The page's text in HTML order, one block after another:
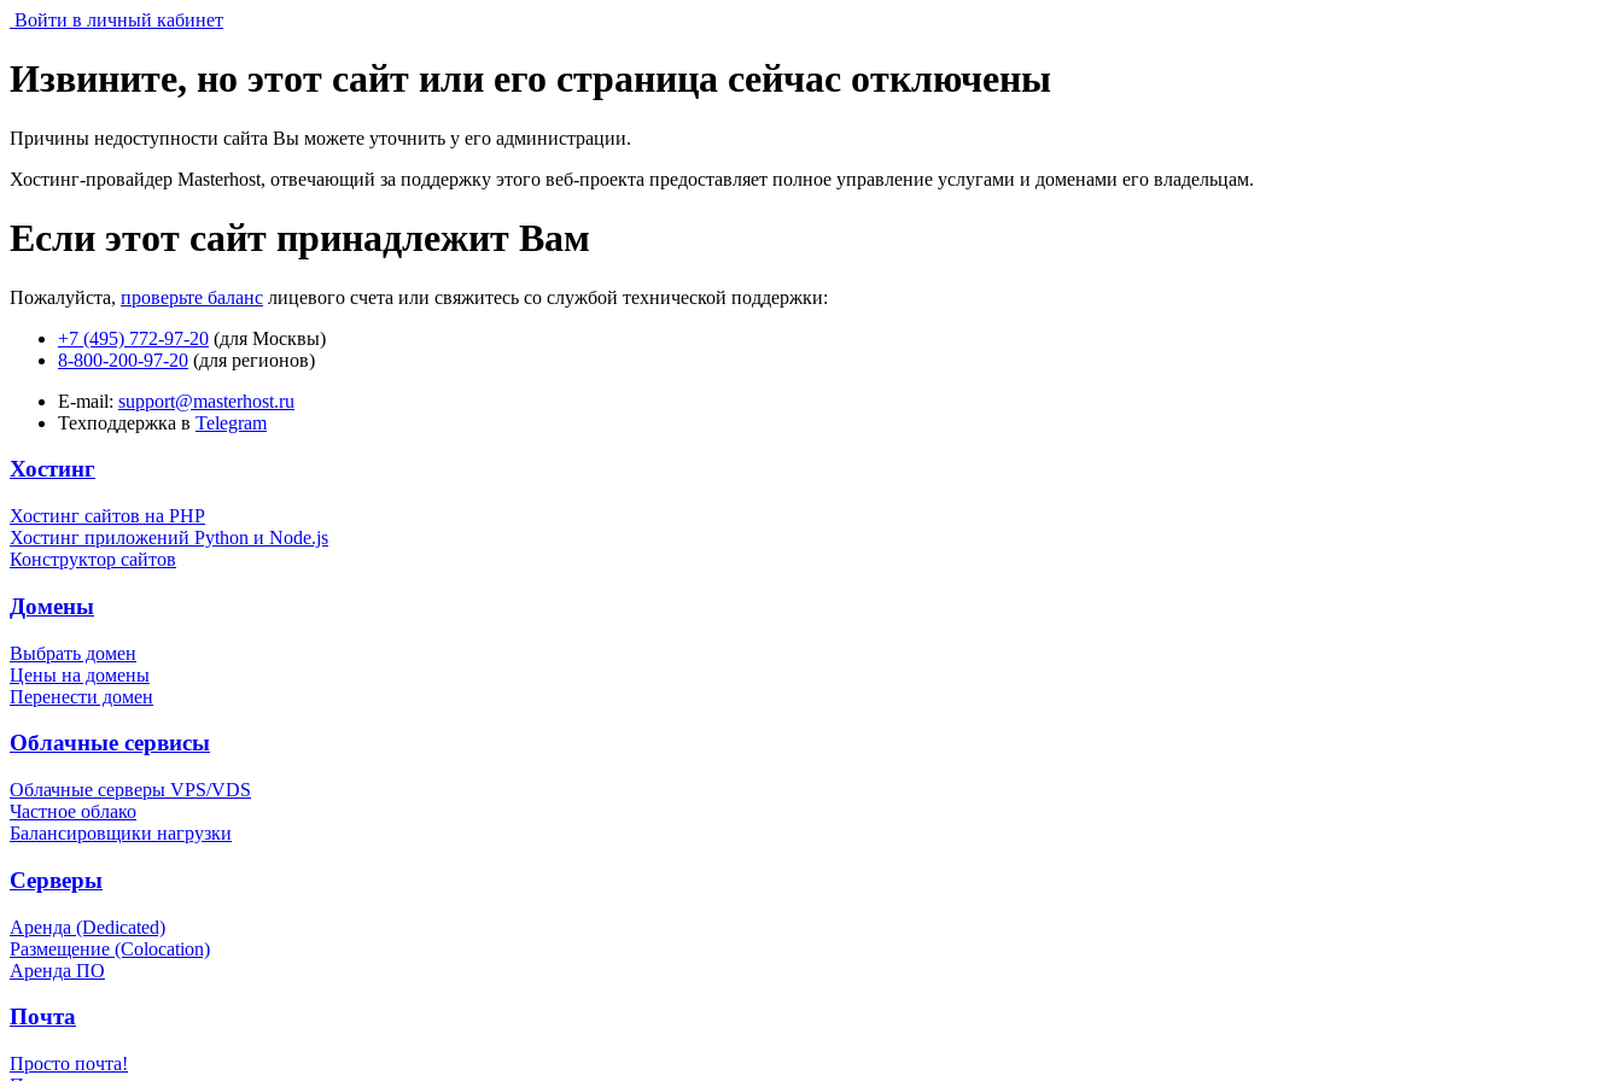
Войти в личный кабинет
Извините, но этот сайт или его страница сейчас отключены
Причины недоступности сайта Вы можете уточнить у его администрации.
Хостинг-провайдер Masterhost, отвечающий за поддержку этого веб-проекта предоставляет полное управление услугами и доменами его владельцам.
Если этот сайт принадлежит Вам
Пожалуйста, проверьте баланс лицевого счета или свяжитесь со службой технической поддержки:
+7 (495) 772-97-20 (для Москвы)
8-800-200-97-20 (для регионов)
E-mail: support@masterhost.ru
Техподдержка в Telegram
Хостинг
Хостинг сайтов на PHP
Хостинг приложений Python и Node.js
Конструктор сайтов
Домены
Выбрать домен
Цены на домены
Перенести домен
Облачные сервисы
Облачные серверы VPS/VDS
Частное облако
Балансировщики нагрузки
Серверы
Аренда (Dedicated)
Размещение (Colocation)
Аренда ПО
Почта
Просто почта!